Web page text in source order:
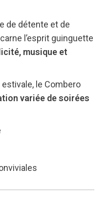
de détente et de
l’esprit guinguette
musique et
le Combero
variée de soirées